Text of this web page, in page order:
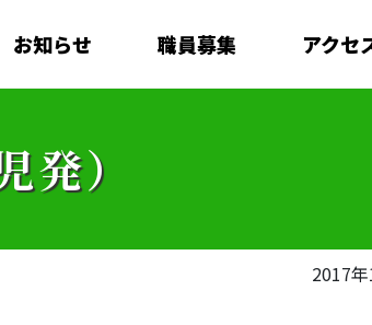
お知らせ 職員募集 アクセ
発）
2017